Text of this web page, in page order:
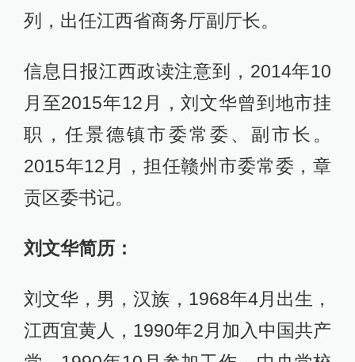
列，出任江西省商务厅副厅长。
信息日报江西政读注意到，2014年10
月至2015年12月，刘文华曾到地市挂
职，任景德镇市委常委、副市长。
2015年12月，担任赣州市委常委，章
贡区委书记。
刘文华简历：
刘文华，男，汉族，1968年4月出生，
江西宜黄人，1990年2月加入中国共产